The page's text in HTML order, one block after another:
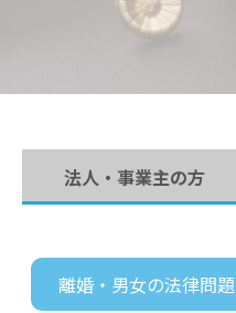
法人・事業主の方
離婚・男女の法律問題